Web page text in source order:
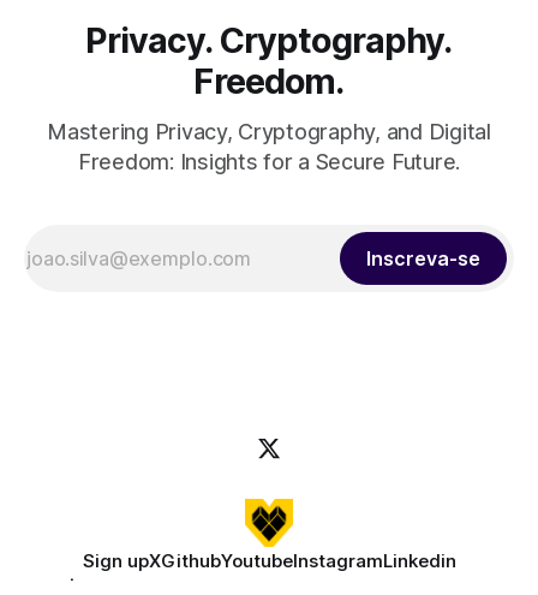
Privacy. Cryptography.
Freedom.
Mastering Privacy, Cryptography, and Digital
Freedom: Insights for a Secure Future.
Inscreva-se
Sign upXGithubYoutubeInstagramLinkedin